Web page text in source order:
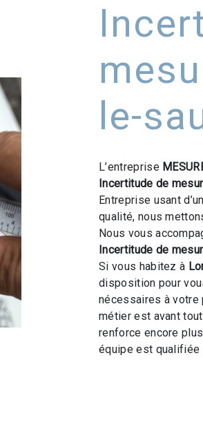
le-
L’entreprise
Incertitude de
Entreprise usant
qualité, nous
Nous vous
Incertitude de
Si vous habitez à
disposition pour
nécessaires à votre
métier est avant
renforce encore
équipe est qualifiée